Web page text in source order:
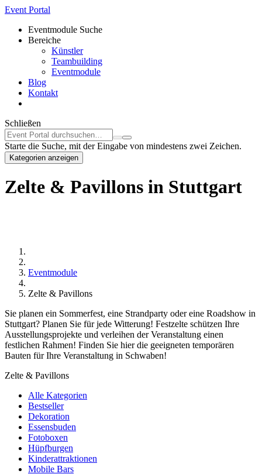
Event Portal
Eventmodule Suche
Bereiche
Künstler
Teambuilding
Eventmodule
Blog
Kontakt
Schließen
Starte die Suche, mit der Eingabe von mindestens zwei Zeichen.
Kategorien anzeigen
Zelte & Pavillons in Stuttgart
Eventmodule
Zelte & Pavillons
Sie planen ein Sommerfest, eine Strandparty oder eine Roadshow in
Stuttgart? Planen Sie für jede Witterung! Festzelte schützen Ihre
Ausstellungsprojekte und verleihen der Veranstaltung einen
festlichen Rahmen! Finden Sie hier die geeigneten temporären
Bauten für Ihre Veranstaltung in Schwaben!
Zelte & Pavillons
Alle Kategorien
Bestseller
Dekoration
Essensbuden
Fotoboxen
Hüpfburgen
Kinderattraktionen
Mobile Bars